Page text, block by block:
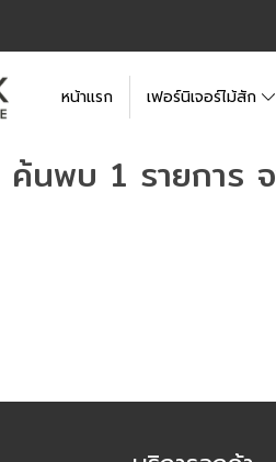
หน้าแรก เฟอร์นิเจอร์ไม้สัก
ค้นพบ 1 รายการ จ